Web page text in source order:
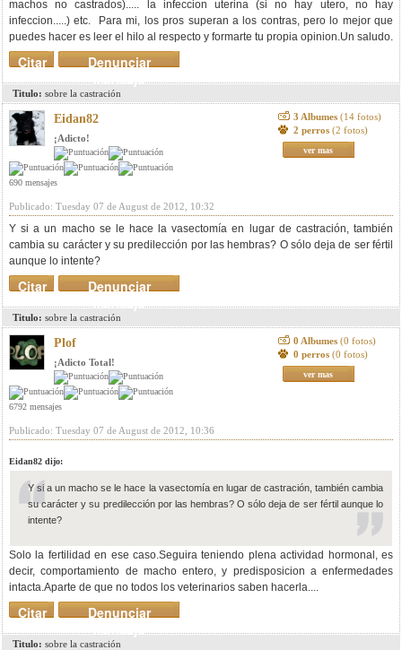
machos no castrados)..... la infeccion uterina (si no hay utero, no hay
infeccion.....) etc. Para mi, los pros superan a los contras, pero lo mejor que
puedes hacer es leer el hilo al respecto y formarte tu propia opinion.Un saludo.
Denunciar
mensaje
Citar
Titulo: sobre la castración
Eidan82
¡Adicto!
690 mensajes
3 Albumes (14 fotos)
2 perros (2 fotos)
ver mas
Publicado: Tuesday 07 de August de 2012, 10:32
Y si a un macho se le hace la vasectomía en lugar de castración, también
cambia su carácter y su predilección por las hembras? O sólo deja de ser fértil
aunque lo intente?
Denunciar
mensaje
Citar
Titulo: sobre la castración
Plof
¡Adicto Total!
6792 mensajes
0 Albumes (0 fotos)
0 perros (0 fotos)
ver mas
Publicado: Tuesday 07 de August de 2012, 10:36
Eidan82 dijo:
Y si a un macho se le hace la vasectomía en lugar de castración, también cambia
su carácter y su predilección por las hembras? O sólo deja de ser fértil aunque lo
intente?
Solo la fertilidad en ese caso.Seguira teniendo plena actividad hormonal, es
decir, comportamiento de macho entero, y predisposicion a enfermedades
intacta.Aparte de que no todos los veterinarios saben hacerla....
Denunciar
mensaje
Citar
Titulo: sobre la castración